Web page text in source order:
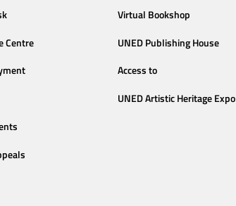
Centre
Virtual Bookshop
UNED Publishing House
Access to
UNED Artistic Heritage Expo